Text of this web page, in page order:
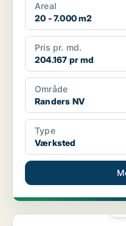
Areal
20 - 7.000 m2
Pris pr. md.
204.167 pr md
Område
Randers NV
Type
Værksted
Lager i Randers NV